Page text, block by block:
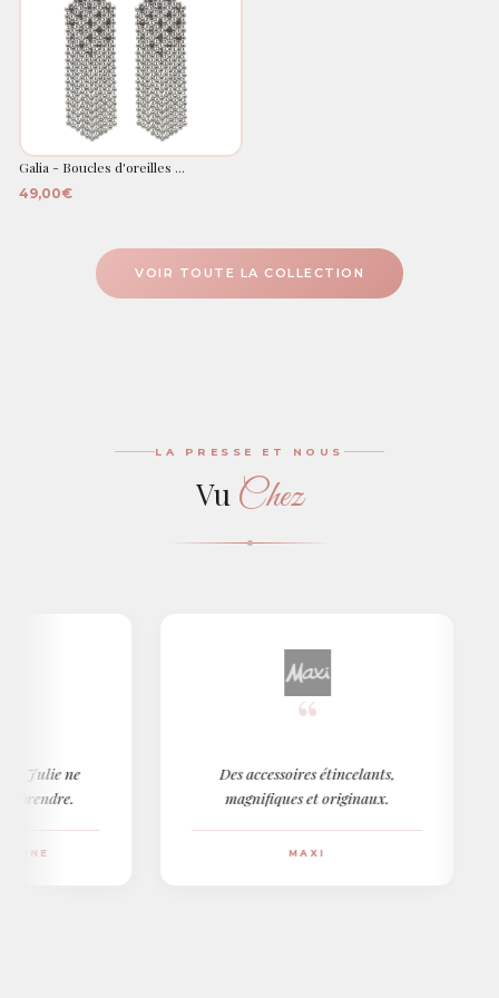
Galia - Boucles d'oreilles ...
49,00€
VOIR TOUTE LA COLLECTION
LA PRESSE ET NOUS
Vu Chez
ne
Des accessoires étincelants,
magnifiques et originaux.